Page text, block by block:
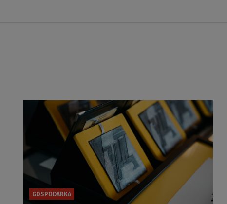
GOSPODARKA